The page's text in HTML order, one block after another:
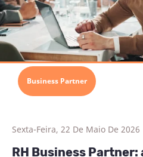
Business Partner
Sexta-Feira, 22 De Maio De 2026
RH Business Partner: